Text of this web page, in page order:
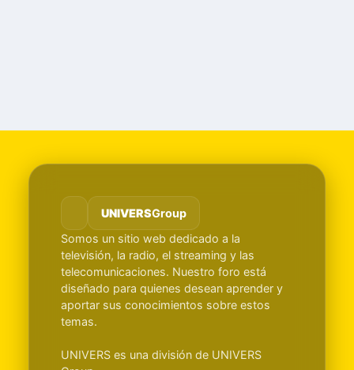
UNIVERSGroup
Somos un sitio web dedicado a la
televisión, la radio, el streaming y las
telecomunicaciones. Nuestro foro está
diseñado para quienes desean aprender y
aportar sus conocimientos sobre estos
temas.
UNIVERS es una división de UNIVERS